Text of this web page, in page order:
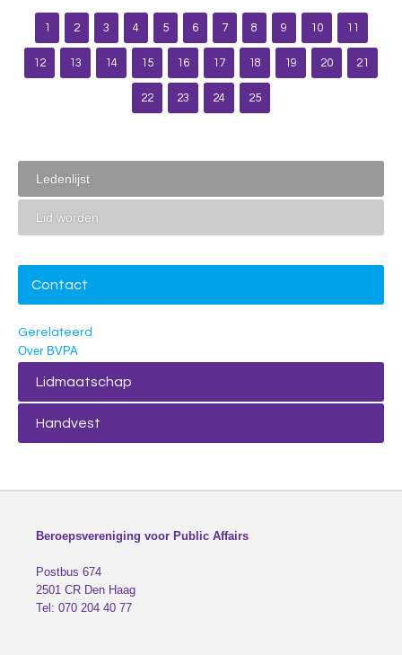
1 2 3 4 5 6 7 8 9 10 11
12 13 14 15 16 17 18 19 20 21
22 23 24 25
Ledenlijst
Lid worden
Contact
Gerelateerd
Over BVPA
Lidmaatschap
Handvest
Beroepsvereniging voor Public Affairs
Postbus 674
2501 CR Den Haag
Tel: 070 204 40 77